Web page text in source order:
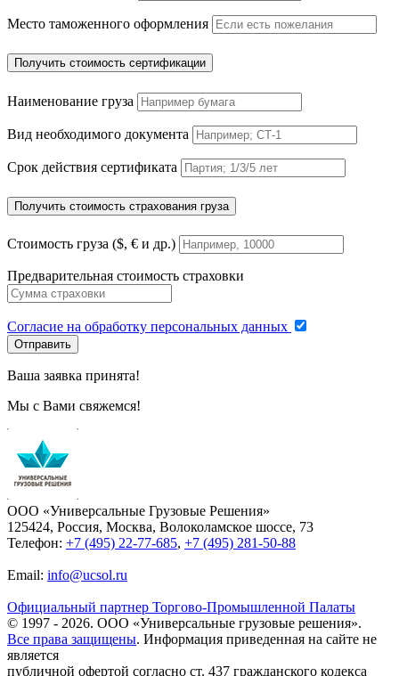
Место таможенного оформления
Получить стоимость сертификации
Наименование груза
Вид необходимого документа
Срок действия сертификата
Получить стоимость страхования груза
Стоимость груза ($, € и др.)
Предварительная стоимость страховки
Согласие на обработку персональных данных
Отправить
Ваша заявка принята!
Мы с Вами свяжемся!
ООО «Универсальные Грузовые Решения»
125424, Россия, Москва, Волоколамское шоссе, 73
Телефон: +7 (495) 22-77-685, +7 (495) 281-50-88
Email: info@ucsol.ru
Официальный партнер Торгово-Промышленной Палаты
© 1997 - 2026. ООО «Универсальные грузовые решения».
Все права защищены. Информация приведенная на сайте не
является
публичной офертой согласно ст. 437 гражданского кодекса